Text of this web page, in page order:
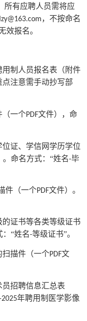
所有应聘人员需将应
，不按命名
效报名。
用制人员报名表（附件
注意需手动抄写部
（一个PDF文件），命
证、学信网学历学位
。命名方式：“姓名-毕
件（一个PDF文件）。
证书等各类等级证书
：“姓名-等级证书”。
扫描件（一个PDF文
招聘信息汇总表
2025年聘用制医学影像